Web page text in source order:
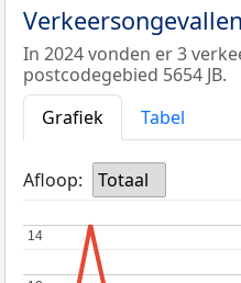
In 2024 vonden er 3
postcodegebied 5654 JB.
Grafiek
Tabel
Afloop: Totaal
14
14